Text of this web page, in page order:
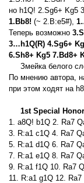
но h1Q! 2.Sg6+ Kg5
1.Bb8! (~ 2.B:e5#),
Теперь возможно
3…h1Q(R) 4.Sg6+
6.Sh8+ Kg5 7.Bd8+
Змейка белого
По мнению автора,
при этом ходят на
1st Special
1. a8Q! b1Q 2. Ra7
3. R:a1 c1Q 4. Ra7
5. R:a1 d1Q 6. Ra7
7. R:a1 e1Q 8. Ra7
9. R:a1 f1Q 10. Ra7
11. R:a1 g1Q 12. Ra7